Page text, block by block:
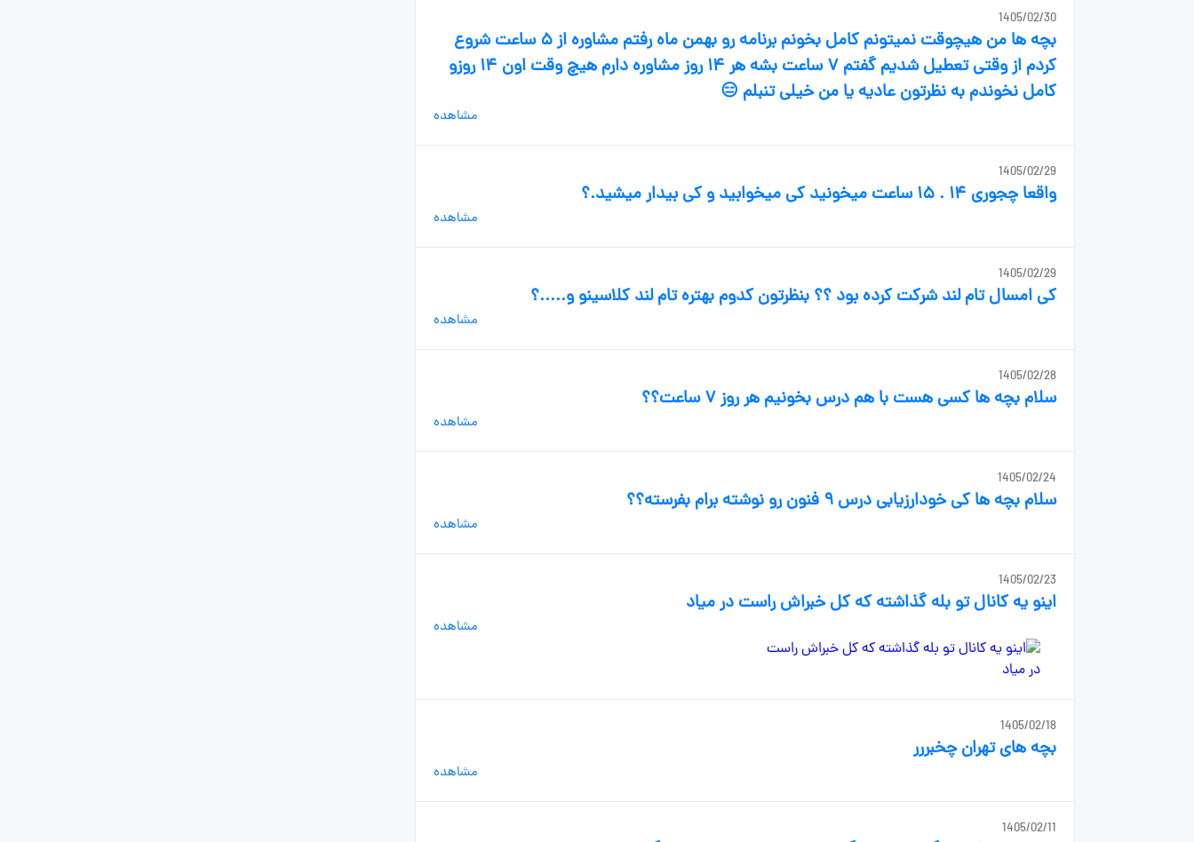
1405/02/30
بچه ها من هیچوقت نمیتونم کامل بخونم برنامه رو بهمن ماه رفتم مشاوره از ۵ ساعت شروع
کردم از وقتی تعطیل شدیم گفتم ۷ ساعت بشه هر ۱۴ روز مشاوره دارم هیچ وقت اون ۱۴ روزو
کامل نخوندم به نظرتون عادیه یا من خیلی تنبلم 😑
مشاهده
1405/02/29
واقعا چجوری ۱۴ . ۱۵ ساعت میخونید کی میخوابید و کی بیدار میشید.؟
مشاهده
1405/02/29
کی امسال تام لند شرکت کرده بود ؟؟ بنظرتون کدوم بهتره تام لند کلاسینو و.....؟
مشاهده
1405/02/28
سلام بچه ها کسی هست با هم درس بخونیم هر روز ۷ ساعت؟؟
مشاهده
1405/02/24
سلام بچه ها کی خودارزیابی درس ۹ فنون رو نوشته برام بفرسته؟؟
مشاهده
1405/02/23
اینو یه کانال تو بله گذاشته که کل خبراش راست در میاد
مشاهده
1405/02/18
بچه های تهران چخبررر
مشاهده
1405/02/11